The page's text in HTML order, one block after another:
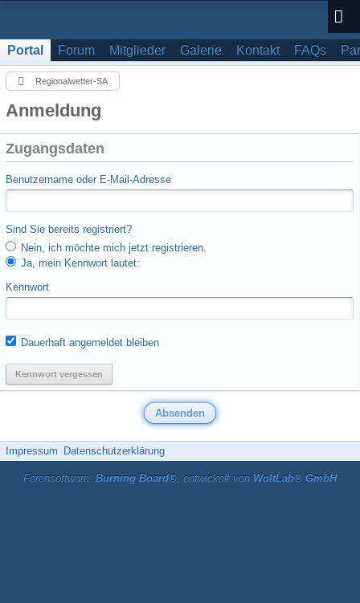
Portal Forum Mitglieder Galerie Kontakt FAQs
Regionalwetter-SA
Anmeldung
Zugangsdaten
Benutzername oder E-Mail-Adresse
Sind Sie bereits registriert?
Nein, ich möchte mich jetzt registrieren.
Ja, mein Kennwort lautet:
Kennwort
Dauerhaft angemeldet bleiben
Kennwort vergessen
Impressum Datenschutzerklärung
Forensoftware: Burning Board®, entwickelt von WoltLab® GmbH